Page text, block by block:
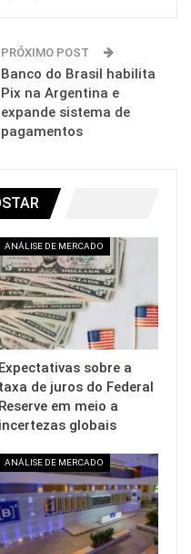
PRÓXIMO POST
Banco do Brasil habilita
Pix na Argentina e
expande sistema de
pagamentos
ANÁLISE DE MERCADO
Expectativas sobre a
taxa de juros do Federal
Reserve em meio a
incertezas globais
ANÁLISE DE MERCADO